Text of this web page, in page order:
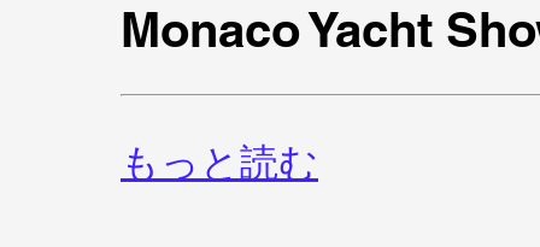
Monaco Yacht
もっと読む